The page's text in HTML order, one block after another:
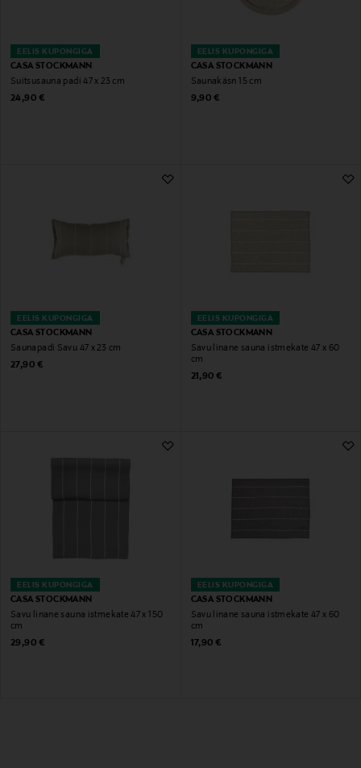
EELIS KUPONGIGA
CASA STOCKMANN
Suitsusauna padi 47 x 23 cm
Original Price
24,90 €
EELIS KUPONGIGA
CASA STOCKMANN
Saunakäsn 15 cm
Original Price
9,90 €
EELIS KUPONGIGA
CASA STOCKMANN
Saunapadi Savu 47 x 23 cm
Original Price
27,90 €
EELIS KUPONGIGA
CASA STOCKMANN
Savu linane sauna istmekate 47 x 60
cm
Original Price
21,90 €
EELIS KUPONGIGA
CASA STOCKMANN
Savu linane sauna istmekate 47 x 150
cm
Original Price
29,90 €
EELIS KUPONGIGA
CASA STOCKMANN
Savu linane sauna istmekate 47 x 60
cm
Original Price
17,90 €